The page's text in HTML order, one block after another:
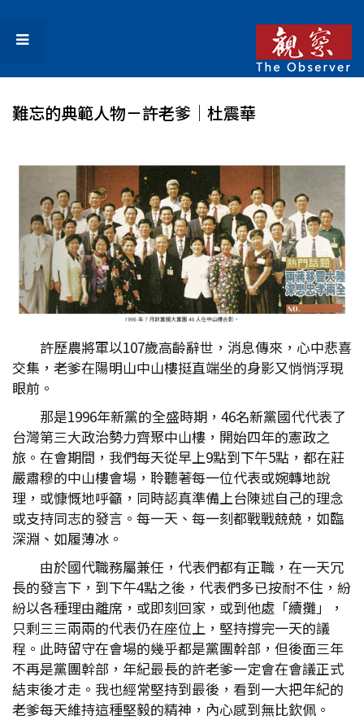
難忘的典範人物－許老爹│杜震華
許歷農將軍以107歲高齡辭世，消息傳來，心中悲喜
交集，老爹在陽明山中山樓挺直端坐的身影又悄悄浮現
眼前。
那是1996年新黨的全盛時期，46名新黨國代代表了
台灣第三大政治勢力齊聚中山樓，開始四年的憲政之
旅。在會期間，我們每天從早上9點到下午5點，都在莊
嚴肅穆的中山樓會場，聆聽著每一位代表或婉轉地說
理，或慷慨地呼籲，同時認真準備上台陳述自己的理念
或支持同志的發言。每一天、每一刻都戰戰兢兢，如臨
深淵、如履薄冰。
由於國代職務屬兼任，代表們都有正職，在一天冗
長的發言下，到下午4點之後，代表們多已按耐不住，紛
紛以各種理由離席，或即刻回家，或到他處「續攤」，
只剩三三兩兩的代表仍在座位上，堅持撐完一天的議
程。此時留守在會場的幾乎都是黨團幹部，但後面三年
不再是黨團幹部，年紀最長的許老爹一定會在會議正式
結束後才走。我也經常堅持到最後，看到一大把年紀的
老爹每天維持這種堅毅的精神，內心感到無比欽佩。